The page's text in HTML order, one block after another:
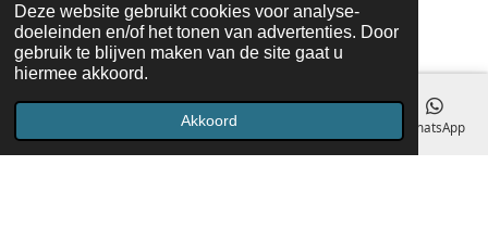
Deze website gebruikt cookies voor analyse-
doeleinden en/of het tonen van advertenties. Door
gebruik te blijven maken van de site gaat u
hiermee akkoord.
Akkoord
Telefoonnummer WhatsApp